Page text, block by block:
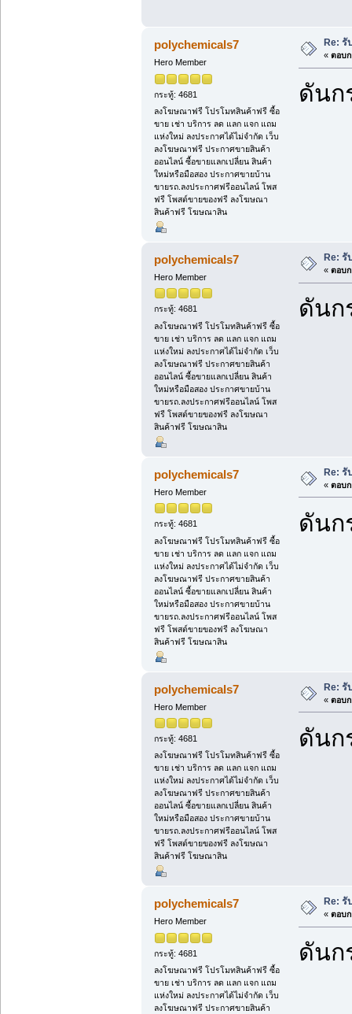
polychemicals7
Hero Member
กระทู้: 4681
ลงโฆษณาฟรี โปรโมทสินค้าฟรี ซื้อ
ขาย เช่า บริการ ลด แลก แจก แถม
แห่งใหม่ ลงประกาศได้ไม่จำกัด เว็บ
ลงโฆษณาฟรี ประกาศขายสินค้า
ออนไลน์ ซื้อขายแลกเปลี่ยน สินค้า
ใหม่หรือมือสอง ประกาศขายบ้าน
ขายรถ.ลงประกาศฟรีออนไลน์ โพส
ฟรี โพสต์ขายของฟรี ลงโฆษณา
สินค้าฟรี โฆษณาสิน
Re: รั
« ตอบก
ดันก
polychemicals7
Hero Member
กระทู้: 4681
ลงโฆษณาฟรี โปรโมทสินค้าฟรี ซื้อ
ขาย เช่า บริการ ลด แลก แจก แถม
แห่งใหม่ ลงประกาศได้ไม่จำกัด เว็บ
ลงโฆษณาฟรี ประกาศขายสินค้า
ออนไลน์ ซื้อขายแลกเปลี่ยน สินค้า
ใหม่หรือมือสอง ประกาศขายบ้าน
ขายรถ.ลงประกาศฟรีออนไลน์ โพส
ฟรี โพสต์ขายของฟรี ลงโฆษณา
สินค้าฟรี โฆษณาสิน
Re: รั
« ตอบก
ดันก
polychemicals7
Hero Member
กระทู้: 4681
ลงโฆษณาฟรี โปรโมทสินค้าฟรี ซื้อ
ขาย เช่า บริการ ลด แลก แจก แถม
แห่งใหม่ ลงประกาศได้ไม่จำกัด เว็บ
ลงโฆษณาฟรี ประกาศขายสินค้า
ออนไลน์ ซื้อขายแลกเปลี่ยน สินค้า
ใหม่หรือมือสอง ประกาศขายบ้าน
ขายรถ.ลงประกาศฟรีออนไลน์ โพส
ฟรี โพสต์ขายของฟรี ลงโฆษณา
สินค้าฟรี โฆษณาสิน
Re: รั
« ตอบก
ดันก
polychemicals7
Hero Member
กระทู้: 4681
ลงโฆษณาฟรี โปรโมทสินค้าฟรี ซื้อ
ขาย เช่า บริการ ลด แลก แจก แถม
แห่งใหม่ ลงประกาศได้ไม่จำกัด เว็บ
ลงโฆษณาฟรี ประกาศขายสินค้า
ออนไลน์ ซื้อขายแลกเปลี่ยน สินค้า
ใหม่หรือมือสอง ประกาศขายบ้าน
ขายรถ.ลงประกาศฟรีออนไลน์ โพส
ฟรี โพสต์ขายของฟรี ลงโฆษณา
สินค้าฟรี โฆษณาสิน
Re: รั
« ตอบก
ดันก
polychemicals7
Hero Member
กระทู้: 4681
ลงโฆษณาฟรี โปรโมทสินค้าฟรี ซื้อ
ขาย เช่า บริการ ลด แลก แจก แถม
แห่งใหม่ ลงประกาศได้ไม่จำกัด เว็บ
ลงโฆษณาฟรี ประกาศขายสินค้า
Re: รั
« ตอบก
ดันก